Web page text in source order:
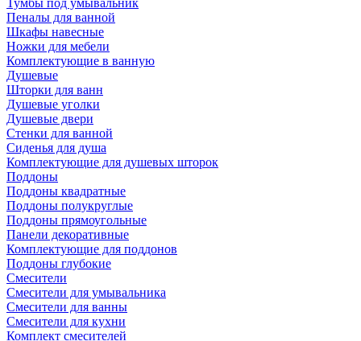
Тумбы под умывальник
Пеналы для ванной
Шкафы навесные
Ножки для мебели
Комплектующие в ванную
Душевые
Шторки для ванн
Душевые уголки
Душевые двери
Стенки для ванной
Сиденья для душа
Комплектующие для душевых шторок
Поддоны
Поддоны квадратные
Поддоны полукруглые
Поддоны прямоугольные
Панели декоративные
Комплектующие для поддонов
Поддоны глубокие
Смесители
Смесители для умывальника
Смесители для ванны
Смесители для кухни
Комплект смесителей